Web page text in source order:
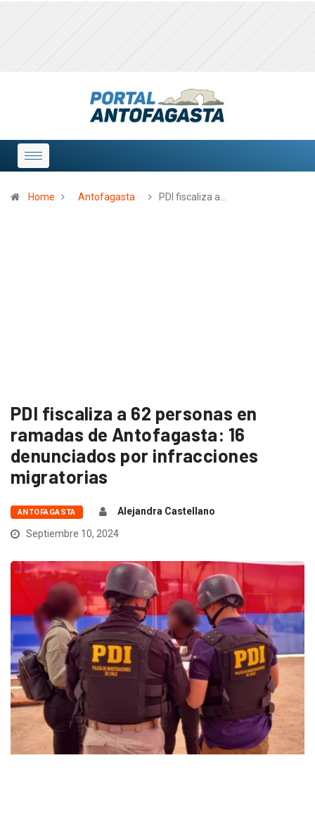
Home Antofagasta PDI fiscaliza a…
PDI fiscaliza a 62 personas en
ramadas de Antofagasta: 16
denunciados por infracciones
migratorias
ANTOFAGASTA
Alejandra Castellano
Septiembre 10, 2024